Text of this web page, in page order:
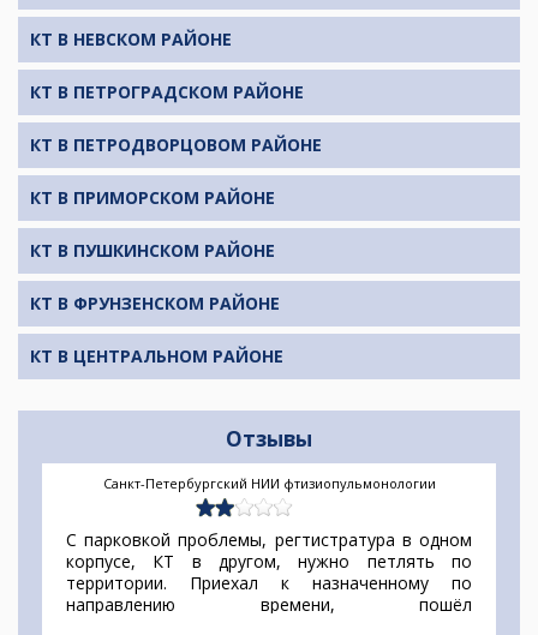
КТ В НЕВСКОМ РАЙОНЕ
КТ В ПЕТРОГРАДСКОМ РАЙОНЕ
КТ В ПЕТРОДВОРЦОВОМ РАЙОНЕ
КТ В ПРИМОРСКОМ РАЙОНЕ
КТ В ПУШКИНСКОМ РАЙОНЕ
КТ В ФРУНЗЕНСКОМ РАЙОНЕ
КТ В ЦЕНТРАЛЬНОМ РАЙОНЕ
Отзывы
Санкт-Петербургский НИИ фтизиопульмонологии
С парковкой проблемы, регтистратура в одном
корпусе, КТ в другом, нужно петлять по
территории. Приехал к назначенному по
направлению времени, пошёл